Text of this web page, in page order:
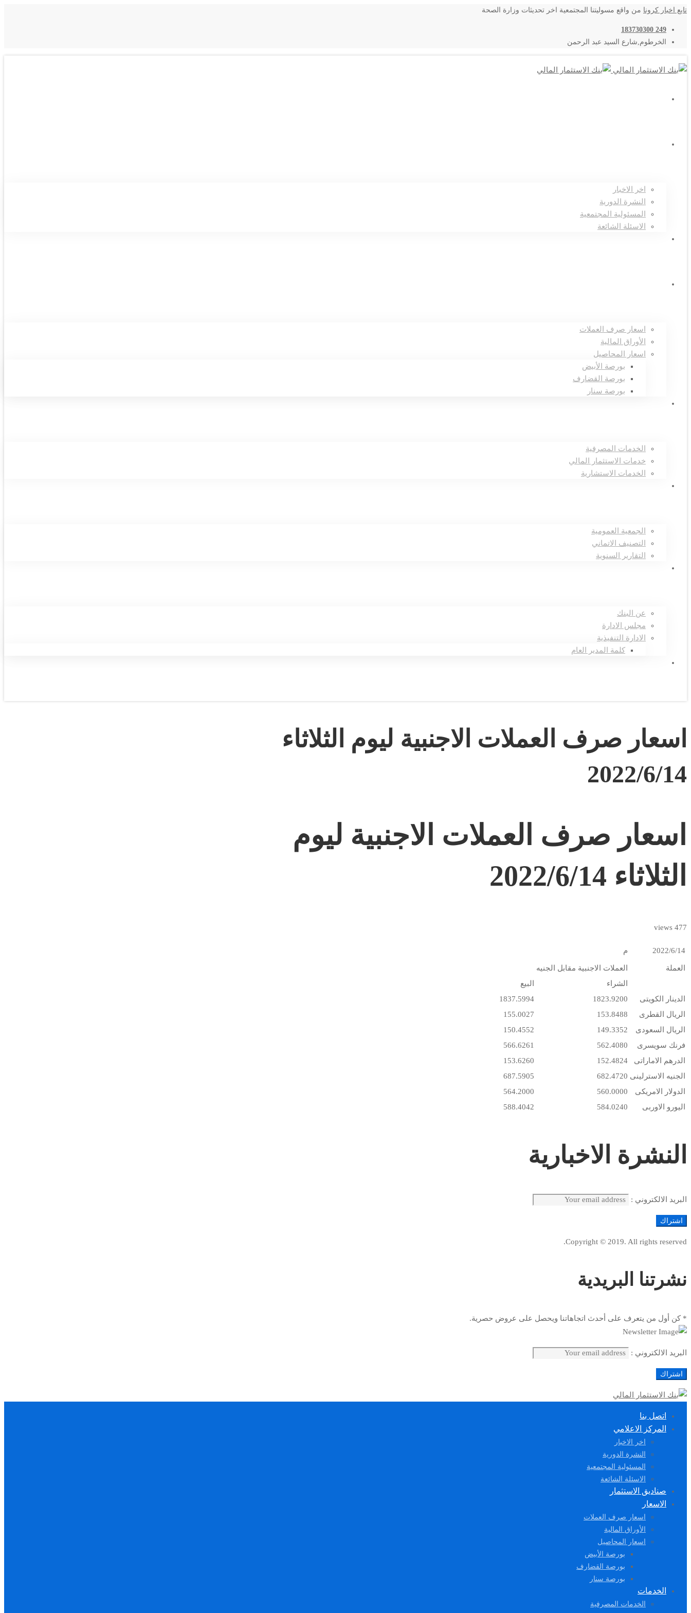
تابع اخبار كرونا من واقع مسوليتنا المجتمعية اخر تحديثات وزارة الصحة
249 183730300
الخرطوم,شارع السيد عبد الرحمن
اخر الاخبار
النشرة الدورية
المسئولية المجتمعية
الاسئلة الشائعة
اسعار صرف العملات
الأوراق المالية
اسعار المحاصيل
بورصة الأبيض
بورصة القضارف
بورصة سنار
الخدمات المصرفية
خدمات الاستثمار المالي
الخدمات الاستشارية
الجمعية العمومية
التصنيف الاتماني
التقارير السنوية
عن البنك
مجلس الادارة
الادارة التنفيذية
كلمة المدير العام
اسعار صرف العملات الاجنبية ليوم الثلاثاء
2022/6/14
اسعار صرف العملات الاجنبية ليوم
الثلاثاء 2022/6/14
477 views
2022/6/14 م
العملة
العملات الاجنبية مقابل الجنيه
الشراء
البيع
الدينار الكويتى
1823.9200
1837.5994
الريال القطرى
153.8488
155.0027
الريال السعودى
149.3352
150.4552
فرنك سويسرى
562.4080
566.6261
الدرهم الاماراتى
152.4824
153.6260
الجنيه الاسترلينى 682.4720
687.5905
الدولار الامريكى
560.0000
564.2000
اليورو الاوربى
584.0240
588.4042
النشرة الاخبارية
البريد الالكتروني :
Copyright © 2019. All rights reserved.
نشرتنا البريدية
* كن أول من يتعرف على أحدث اتجاهاتنا ويحصل على عروض حصرية.
البريد الالكتروني :
اتصل بنا
المركز الاعلامي
اخر الاخبار
النشرة الدورية
المسئولية المجتمعية
الاسئلة الشائعة
صناديق الاستثمار
الاسعار
اسعار صرف العملات
الأوراق المالية
اسعار المحاصيل
بورصة الأبيض
بورصة القضارف
بورصة سنار
الخدمات
الخدمات المصرفية